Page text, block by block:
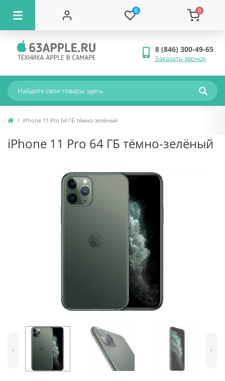
0 0
8 (846) 300-49-65
Заказать звонок
iPhone 11 Pro 64 ГБ тёмно-зелёный
iPhone 11 Pro 64 ГБ тёмно-зелёный
< >